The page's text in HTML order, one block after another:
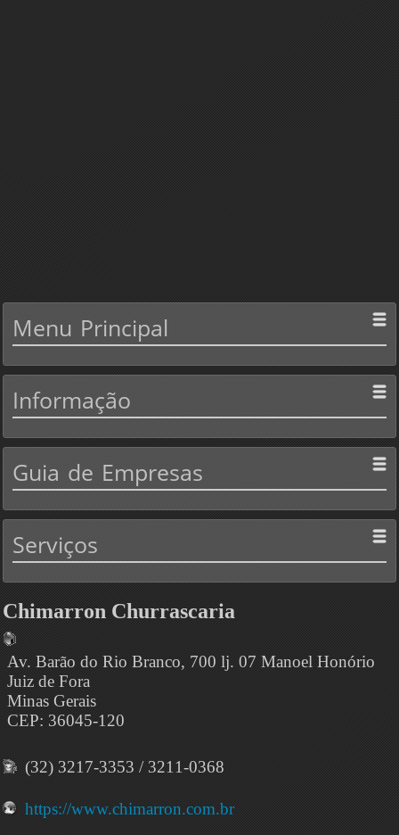
Menu Principal
Informação
Guia de Empresas
Serviços
Chimarron Churrascaria
Av. Barão do Rio Branco, 700 lj. 07 Manoel Honório
Juiz de Fora
Minas Gerais
CEP: 36045-120
(32) 3217-3353 / 3211-0368
https://www.chimarron.com.br